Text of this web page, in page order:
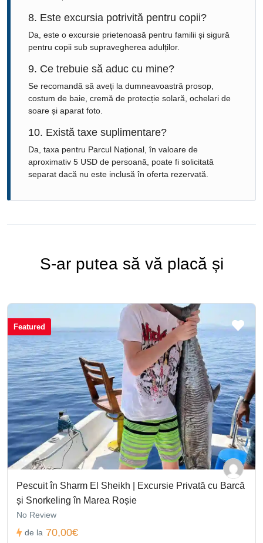
8. Este excursia potrivită pentru copii?
Da, este o excursie prietenoasă pentru familii și sigură
pentru copii sub supravegherea adulților.
9. Ce trebuie să aduc cu mine?
Se recomandă să aveți la dumneavoastră prosop,
costum de baie, cremă de protecție solară, ochelari de
soare și aparat foto.
10. Există taxe suplimentare?
Da, taxa pentru Parcul Național, în valoare de
aproximativ 5 USD de persoană, poate fi solicitată
separat dacă nu este inclusă în oferta rezervată.
S-ar putea să vă placă și
Featured
Pescuit în Sharm El Sheikh | Excursie Privată cu Barcă
și Snorkeling în Marea Roșie
No Review
de la 70,00€